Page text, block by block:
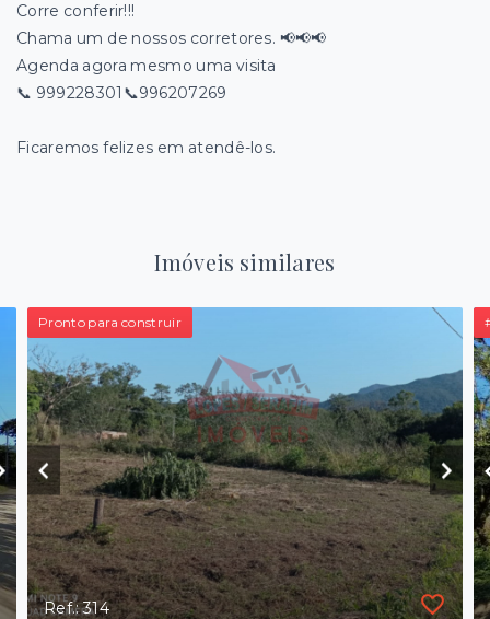
Corre conferir!!!
Chama um de nossos corretores. 📢📢📢
Agenda agora mesmo uma visita
📞 999228301📞996207269
Ficaremos felizes em atendê-los.
Imóveis similares
Pronto para construir
Ref.: 314